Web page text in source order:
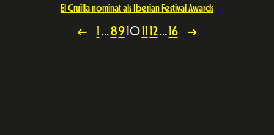
El Cruïlla nominat als Iberian Festival Awards
← 1 …891011 12…16 →